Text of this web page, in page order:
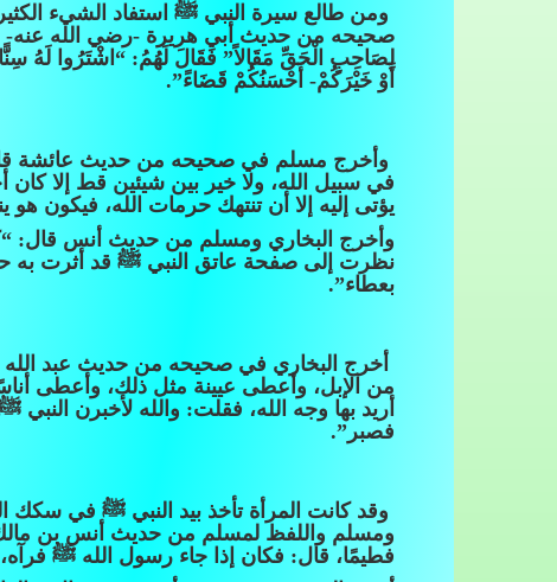
ومن طالع سيرة النبي ﷺ استفاد الشيء
صحيحه من حديث أبي هريرة -رضي الله
لِصَاحِبِ الْحَقِّ مَقَالاً” فَقَالَ لَهُمُ: “اشْتَرُوا لَهُ
أَوْ خَيْرَكُمْ- أَحْسَنُكُمْ قَضَاءً”.
وأخرج مسلم في صحيحه من حديث عائشة
في سبيل الله، ولا خير بين شيئين قط إلا كان
يؤتى إليه إلا أن تنتهك حرمات الله، فيكون
وأخرج البخاري ومسلم من حديث أنس قال:
نظرت إلى صفحة عاتق النبي ﷺ قد أثرت به
بعطاء”.
أخرج البخاري في صحيحه من حديث عبد الله
من الإبل، وأعطى عيينة مثل ذلك، وأعطى
أريد بها وجه الله، فقلت: والله لأخبرن
فصبر”.
وقد كانت المرأة تأخذ بيد النبي ﷺ في سكك
ومسلم واللفظ لمسلم من حديث أنس بن
فطيمًا، قال: فكان إذا جاء رسول الله ﷺ